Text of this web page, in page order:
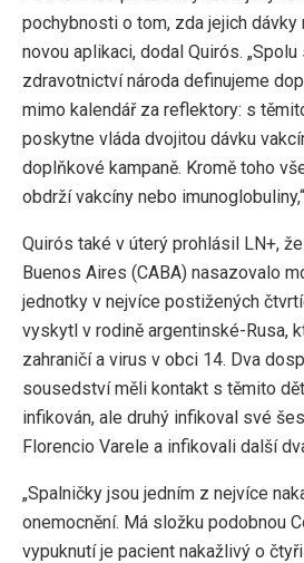
pochybnosti o tom, zda jejich dávky
novou aplikaci, dodal Quirós.
zdravotnictví národa definujeme
mimo kalendář za reflektory: s
poskytne vláda dvojitou dávku
doplňkové kampaně. Kromě toho
obdrží vakcíny nebo
Quirós také v úterý prohlásil LN+,
Buenos Aires (CABA) nasazovalo
jednotky v nejvíce postižených
vyskytl v rodině argentinské-Rusa,
zahraničí a virus v obci 14. Dva
sousedství měli kontakt s těmito
infikován, ale druhý infikoval své
Florencio Varele a infikovali další
„Spalničky jsou jedním z nejvíce
onemocnění. Má složku podobnou
vypuknutí je pacient nakažlivý o